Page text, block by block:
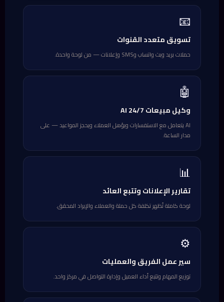
📧
تسويق متعدد القنوات
حملات بريد وبث واتساب وSMS وإعلانات — من لوحة واحدة.
🤖
وكيل مبيعات AI 24/7
AI يتعامل مع الاستفسارات ويؤهل العملاء ويحجز المواعيد — على
مدار الساعة.
📊
تقارير الإعلانات وتتبع العائد
لوحة كاملة تُظهر تكلفة كل حملة والعملاء والإيراد المحقق.
⚙️
سير عمل الفريق والعمليات
توزيع المهام وتتبع أداء العميل وإدارة التواصل في مركز واحد.